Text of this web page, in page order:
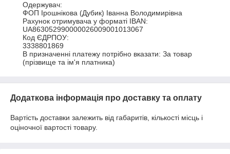
Одержувач:
ФОП Ірошнікова (Дубик) Іванна Володимирівна
Рахунок отримувача у форматі IBAN:
UA863052990000026009001013067
Код ЄДРПОУ:
3338801869
В призначенні платежу потрібно вказати: За товар
(прізвище та ім'я платника)
Додаткова інформація про доставку та оплату
Вартість доставки залежить від габаритів, кількості місць і
оціночної вартості товару.